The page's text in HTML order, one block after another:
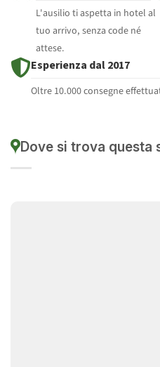
L'ausilio ti aspetta in hotel al
tuo arrivo, senza code né
attese.
Esperienza dal 2017
Oltre 10.000 consegne
Dove si trova questa